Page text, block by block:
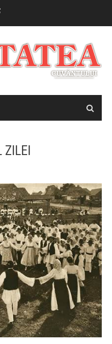
ZILEI